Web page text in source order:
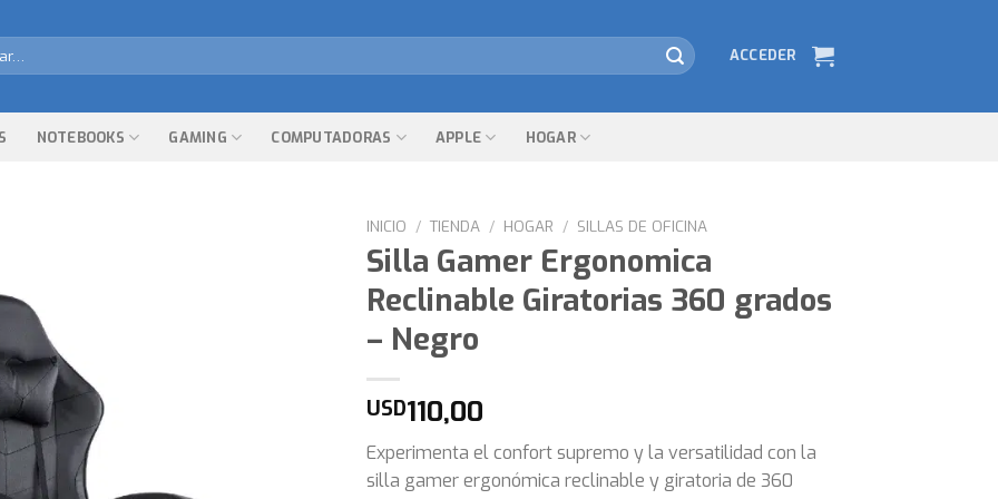
ACCEDER
NOTEBOOKS GAMING COMPUTADORAS APPLE HOGAR
INICIO / TIENDA / HOGAR / SILLAS DE OFICINA
Silla Gamer Ergonomica
Reclinable Giratorias 360 grados
– Negro
USD110,00
Experimenta el confort supremo y la versatilidad con la
silla gamer ergonómica reclinable y giratoria de 360